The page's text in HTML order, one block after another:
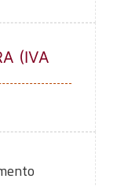
(IVA